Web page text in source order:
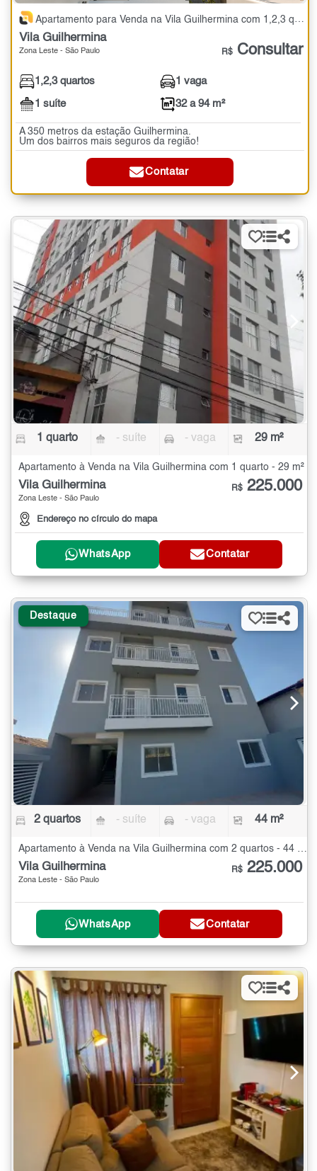
Apartamento para Venda na Vila Guilhermina com 1,2,3 quartos - 32 a 94 m²
Vila Guilhermina
Zona Leste - São Paulo R$ Consultar
1,2,3 quartos
1 suíte
1 vaga
32 a 94 m²
A 350 metros da estação Guilhermina.
Um dos bairros mais seguros da região!
Contatar
1 quarto - suíte - vaga 29 m²
Apartamento à Venda na Vila Guilhermina com 1 quarto - 29 m²
Vila Guilhermina
Zona Leste - São Paulo
Endereço no círculo do mapa
R$ 225.000
WhatsApp Contatar
Destaque
2 quartos - suíte - vaga 44 m²
Apartamento à Venda na Vila Guilhermina com 2 quartos - 44 m²
Vila Guilhermina
Zona Leste - São Paulo
R$ 225.000
WhatsApp Contatar